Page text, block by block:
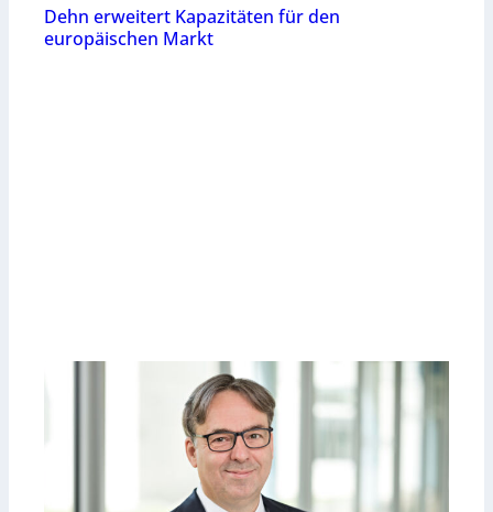
Dehn erweitert Kapazitäten für den
europäischen Markt